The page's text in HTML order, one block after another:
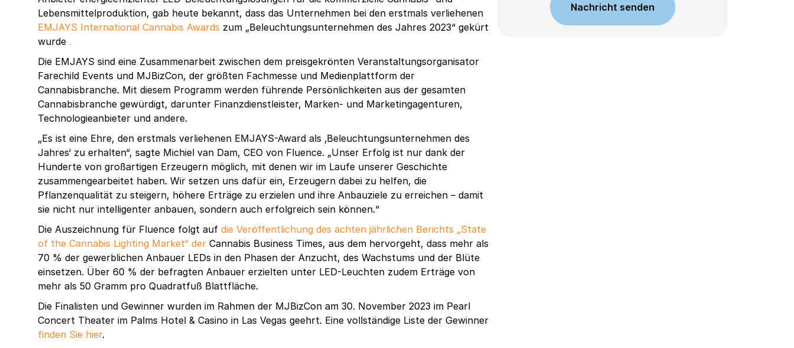
Lebensmittelproduktion, gab heute bekannt, dass das Unternehmen bei den erstmals verliehenen
EMJAYS International Cannabis Awards zum „Beleuchtungsunternehmen des Jahres 2023“ gekürt
wurde .
Die EMJAYS sind eine Zusammenarbeit zwischen dem preisgekrönten Veranstaltungsorganisator
Farechild Events und MJBizCon, der größten Fachmesse und Medienplattform der
Cannabisbranche. Mit diesem Programm werden führende Persönlichkeiten aus der gesamten
Cannabisbranche gewürdigt, darunter Finanzdienstleister, Marken- und Marketingagenturen,
Technologieanbieter und andere.
„Es ist eine Ehre, den erstmals verliehenen EMJAYS-Award als ‚Beleuchtungsunternehmen des
Jahres‘ zu erhalten“, sagte Michiel van Dam, CEO von Fluence. „Unser Erfolg ist nur dank der
Hunderte von großartigen Erzeugern möglich, mit denen wir im Laufe unserer Geschichte
zusammengearbeitet haben. Wir setzen uns dafür ein, Erzeugern dabei zu helfen, die
Pflanzenqualität zu steigern, höhere Erträge zu erzielen und ihre Anbauziele zu erreichen – damit
sie nicht nur intelligenter anbauen, sondern auch erfolgreich sein können.“
Die Auszeichnung für Fluence folgt auf die Veröffentlichung des achten jährlichen Berichts „State
of the Cannabis Lighting Market“ der Cannabis Business Times, aus dem hervorgeht, dass mehr als
70 % der gewerblichen Anbauer LEDs in den Phasen der Anzucht, des Wachstums und der Blüte
einsetzen. Über 60 % der befragten Anbauer erzielten unter LED-Leuchten zudem Erträge von
mehr als 50 Gramm pro Quadratfuß Blattfläche.
Die Finalisten und Gewinner wurden im Rahmen der MJBizCon am 30. November 2023 im Pearl
Concert Theater im Palms Hotel & Casino in Las Vegas geehrt. Eine vollständige Liste der Gewinner
finden Sie hier.